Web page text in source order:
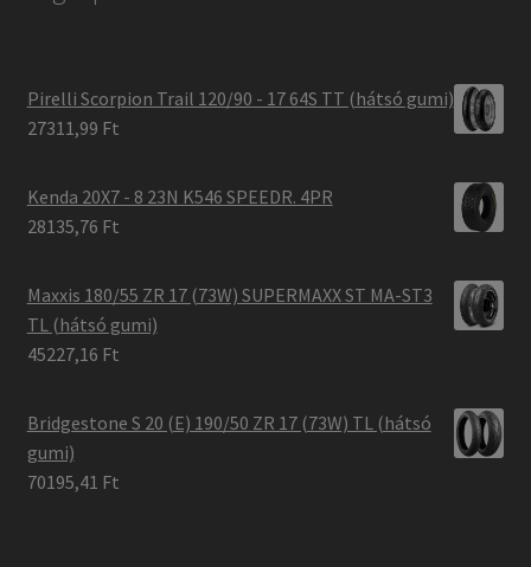
Pirelli Scorpion Trail 120/90 - 17 64S TT (hátsó gumi)
27311,99 Ft
Kenda 20X7 - 8 23N K546 SPEEDR. 4PR
28135,76 Ft
Maxxis 180/55 ZR 17 (73W) SUPERMAXX ST MA-ST3
TL (hátsó gumi)
45227,16 Ft
Bridgestone S 20 (E) 190/50 ZR 17 (73W) TL (hátsó
gumi)
70195,41 Ft